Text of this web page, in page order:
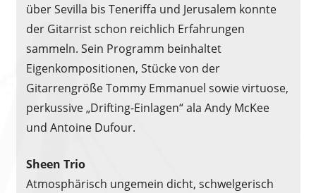
über Sevilla bis Teneriffa und Jerusalem konnte
der Gitarrist schon reichlich Erfahrungen
sammeln. Sein Programm beinhaltet
Eigenkompositionen, Stücke von der
Gitarrengröße Tommy Emmanuel sowie virtuose,
perkussive „Drifting-Einlagen“ ala Andy McKee
und Antoine Dufour.
Sheen Trio
Atmosphärisch ungemein dicht, schwelgerisch